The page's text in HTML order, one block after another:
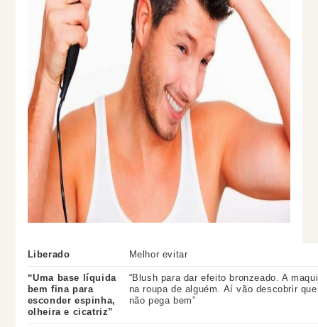
Liberado Melhor evitar
“Uma base líquida
bem fina para
esconder espinha,
olheira e cicatriz”
“Blush para dar efeito bronzeado. A
na roupa de alguém. Aí vão descobrir
não pega bem”